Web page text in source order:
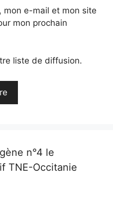
mon e-mail et mon site
mon prochain
liste de diffusion.
n°4 le
TNE-Occitanie